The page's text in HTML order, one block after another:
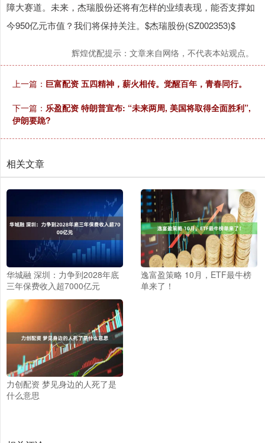
障大赛道。未来，杰瑞股份还将有怎样的业绩表现，能否支撑如
今950亿元市值？我们将保持关注。$杰瑞股份(SZ002353)$
辉煌优配提示：文章来自网络，不代表本站观点。
上一篇： 巨富配资 五四精神，薪火相传。觉醒百年，青春同行。
下一篇： 乐盈配资 特朗普宣布: “未来两周, 美国将取得全面胜利”,
伊朗要跪?
相关文章
华城融 深圳：力争到2028年底
三年保费收入超7000亿元
逸富盈策略 10月，ETF最牛榜
单来了！
力创配资 梦见身边的人死了是
什么意思